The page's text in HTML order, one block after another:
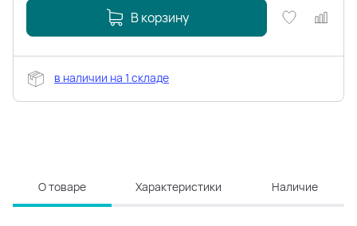
В корзину
в наличии на 1 складе
О товаре Характеристики Наличие